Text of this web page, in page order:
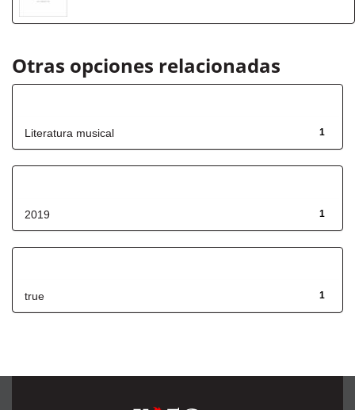
Otras opciones relacionadas
1
Literatura musical
1
2019
1
true